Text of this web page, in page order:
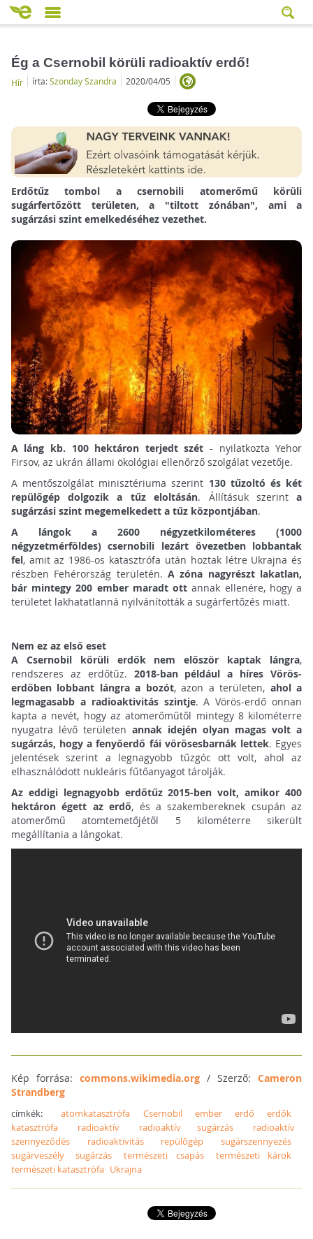
Ég a Csernobil körüli radioaktív erdő!
Hír írta:Szonday Szandra 2020/04/05
Erdőtűz tombol a csernobili atomerőmű körüli
sugárfertőzött területen, a "tiltott zónában", ami a
sugárzási szint emelkedéséhez vezethet.
A láng kb. 100 hektáron terjedt szét - nyilatkozta Yehor
Firsov, az ukrán állami ökológiai ellenőrző szolgálat vezetője.
A mentőszolgálat minisztériuma szerint 130 tűzoltó és két
repülőgép dolgozik a tűz eloltásán. Állításuk szerinta
sugárzási szint megemelkedett a tűz központjában.
A lángok a 2600 négyzetkilométeres (1000
négyzetmérföldes) csernobili lezárt övezetben lobbantak
fel, amit az 1986-os katasztrófa után hoztak létre Ukrajna és
részben Fehérország területén. A zóna nagyrészt lakatlan,
bár mintegy 200 ember maradt ott annak ellenére, hogy a
területet lakhatatlanná nyilvánították a sugárfertőzés miatt.
Nem ez az első eset
A Csernobil körüli erdők nem először kaptak lángra,
rendszeres az erdőtűz. 2018-ban például a híres Vörös-
erdőben lobbant lángra a bozót, azon a területen, ahol a
legmagasabb a radioaktivitás szintje. A Vörös-erdő onnan
kapta a nevét, hogy az atomerőműtől mintegy 8 kilométerre
nyugatra lévő területen annak idején olyan magas volt a
sugárzás, hogy a fenyőerdő fái vörösesbarnák lettek. Egyes
jelentések szerint a legnagyobb tűzgóc ott volt, ahol az
elhasználódott nukleáris fűtőanyagot tárolják.
Az eddigi legnagyobb erdőtűz 2015-ben volt, amikor 400
hektáron égett az erdő, és a szakembereknek csupán az
atomerőmű atomtemetőjétől 5 kilométerre sikerült
megállítania a lángokat.
Kép forrása: commons.wikimedia.org/ Szerző:Cameron
Strandberg
címkék:atomkatasztrófa Csernobil ember erdő
erdők
katasztrófa
radioaktív radioaktív sugárzás
radioaktív
szennyeződés
radioaktivitás repülőgép
sugárszennyezés
sugárveszély
sugárzás természeti csapás
természeti károk
természeti katasztrófa Ukrajna